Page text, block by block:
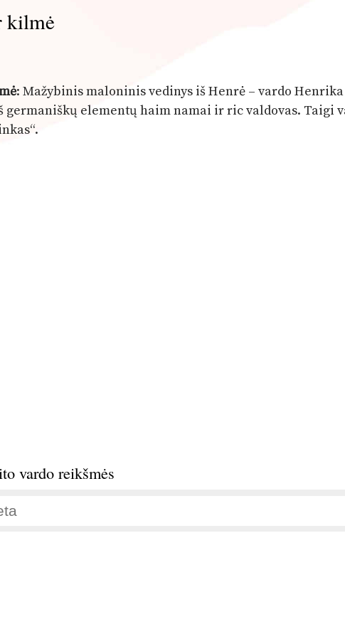
kilmė
: Mažybinis maloninis vedinys iš Henrė – vardo
elementų haim namai ir ric valdovas. Taigi
vardo reikšmės